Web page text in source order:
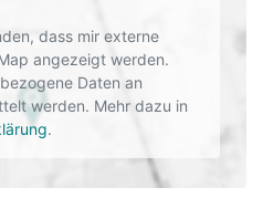
dass mir externe
angezeigt werden.
Daten an
werden. Mehr dazu in
.